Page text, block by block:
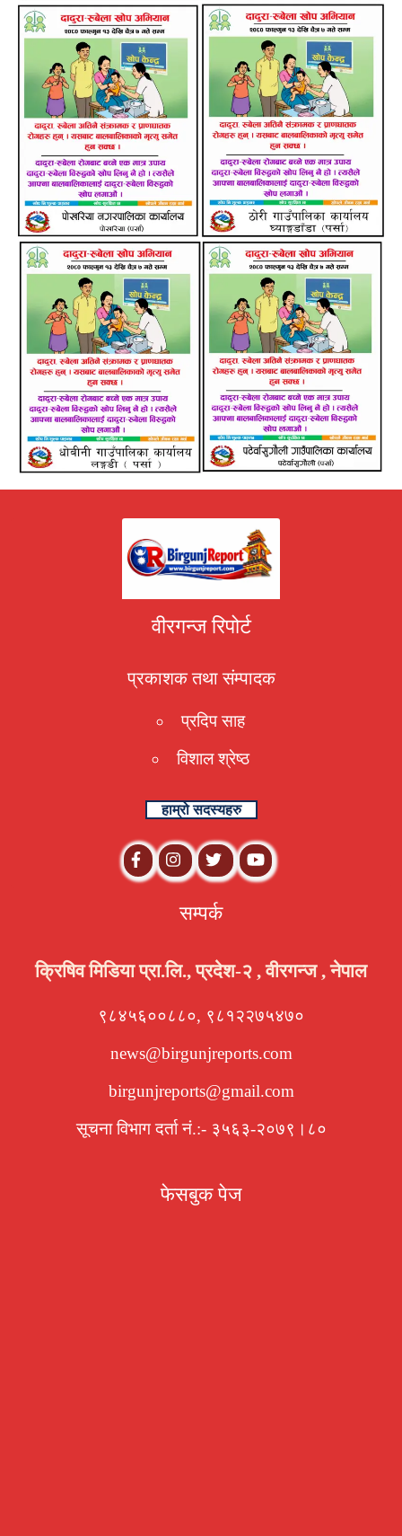
वीरगन्ज रिपोर्ट
प्रकाशक तथा संम्पादक
प्रदिप साह
विशाल श्रेष्ठ
हाम्रो सदस्यहरु
सम्पर्क
क्रिषिव मिडिया प्रा.लि., प्रदेश-२ , वीरगन्ज , नेपाल
९८४५६००८८०, ९८१२२७५४७०
news@birgunjreports.com
birgunjreports@gmail.com
सूचना विभाग दर्ता नं.:- ३५६३-२०७९।८०
फेसबुक पेज